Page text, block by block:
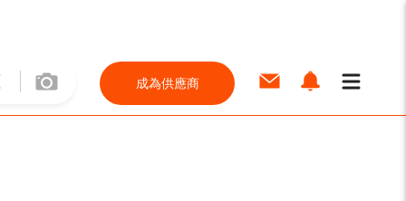
成為供應商